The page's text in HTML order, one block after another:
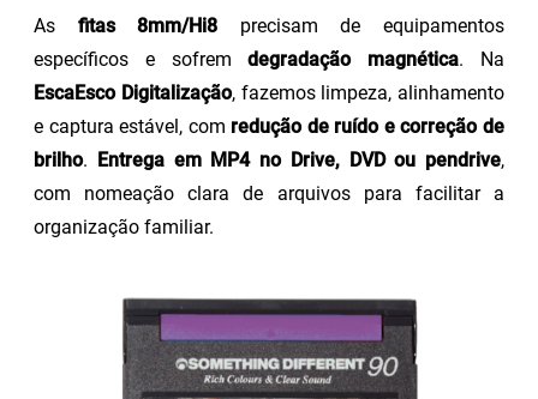
As fitas 8mm/Hi8 precisam de equipamentos
específicos e sofremdegradação magnética. Na
EscaEsco Digitalização, fazemos limpeza, alinhamento
e captura estável, com redução de ruído e correção de
brilho. Entrega em MP4 no Drive, DVD ou pendrive,
com nomeação clara de arquivos para facilitar a
organização familiar.